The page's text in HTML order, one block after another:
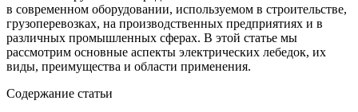
в современном оборудовании, используемом в строительстве,
грузоперевозках, на производственных предприятиях и в
различных промышленных сферах. В этой статье мы
рассмотрим основные аспекты электрических лебедок, их
виды, преимущества и области применения.
Содержание статьи